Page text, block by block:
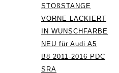
STOßSTANGE
VORNE LACKIERT
IN WUNSCHFARBE
NEU für Audi A5
B8 2011-2016 PDC
SRA